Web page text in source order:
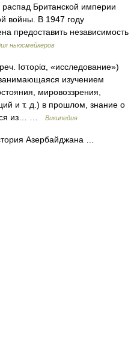
Британской империи
войны. В 1947 году
предоставить независимость
ньюсмейкеров
Ιστορία, «исследование»)
изучением
мировоззрения,
и т. д.) в прошлом, знание о
из… …
Википедия
Азербайджана …